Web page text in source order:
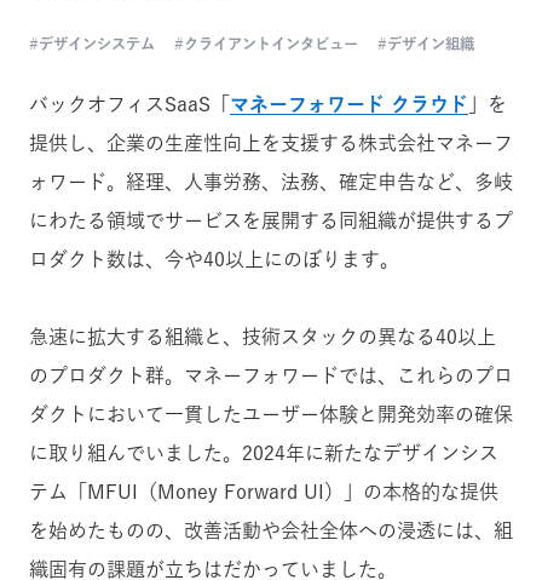
デザインシステム クライアントインタビュー デザイン組織
バックオフィスSaaS「 マネーフォワード クラウド
」を
提供し、企業の生産性向上を支援する株式会社マネーフ
ォワード。経理、人事労務、法務、確定申告など、多岐
にわたる領域でサービスを展開する同組織が提供するプ
ロダクト数は、今や40以上にのぼります。
急速に拡大する組織と、技術スタックの異なる40以上
のプロダクト群。マネーフォワードでは、これらのプロ
ダクトにおいて一貫したユーザー体験と開発効率の確保
に取り組んでいました。2024年に新たなデザインシス
テム「MFUI（Money Forward UI）」の本格的な提供
を始めたものの、改善活動や会社全体への浸透には、組
織固有の課題が立ちはだかっていました。